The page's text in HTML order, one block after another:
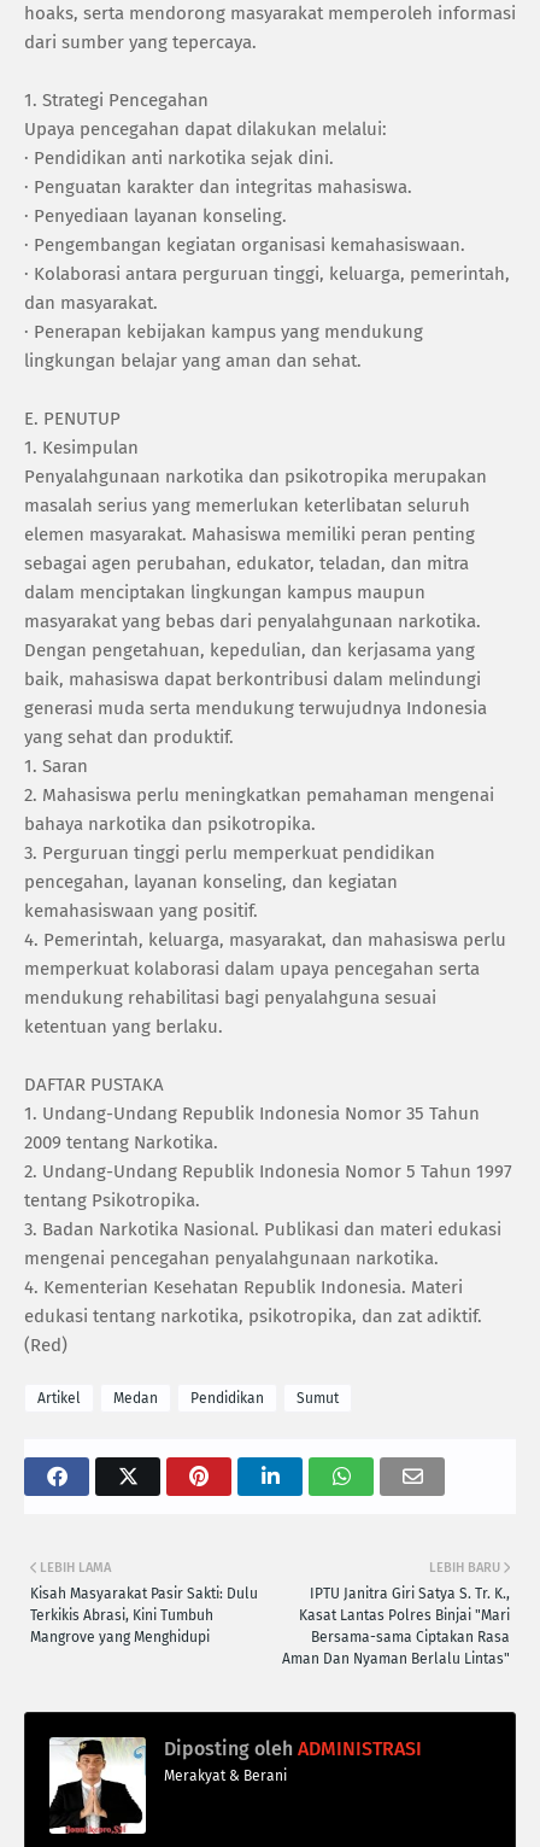
hoaks, serta mendorong masyarakat memperoleh informasi
dari sumber yang tepercaya.
1. ‎Strategi Pencegahan
‎Upaya pencegahan dapat dilakukan melalui:
· ‎Pendidikan anti narkotika sejak dini.
· ‎Penguatan karakter dan integritas mahasiswa.
· ‎Penyediaan layanan konseling.
· ‎Pengembangan kegiatan organisasi kemahasiswaan.
· ‎Kolaborasi antara perguruan tinggi, keluarga, pemerintah,
dan masyarakat.
· ‎Penerapan kebijakan kampus yang mendukung
lingkungan belajar yang aman dan sehat.
‎E. PENUTUP
1. ‎Kesimpulan
‎Penyalahgunaan narkotika dan psikotropika merupakan
masalah serius yang memerlukan keterlibatan seluruh
elemen masyarakat. Mahasiswa memiliki peran penting
sebagai agen perubahan, edukator, teladan, dan mitra
dalam menciptakan lingkungan kampus maupun
masyarakat yang bebas dari penyalahgunaan narkotika.
Dengan pengetahuan, kepedulian, dan kerjasama yang
baik, mahasiswa dapat berkontribusi dalam melindungi
generasi muda serta mendukung terwujudnya Indonesia
yang sehat dan produktif.
1. ‎Saran
2. ‎Mahasiswa perlu meningkatkan pemahaman mengenai
bahaya narkotika dan psikotropika.
3. ‎Perguruan tinggi perlu memperkuat pendidikan
pencegahan, layanan konseling, dan kegiatan
kemahasiswaan yang positif.
4. ‎Pemerintah, keluarga, masyarakat, dan mahasiswa perlu
memperkuat kolaborasi dalam upaya pencegahan serta
mendukung rehabilitasi bagi penyalahguna sesuai
ketentuan yang berlaku.
‎DAFTAR PUSTAKA
1. ‎Undang-Undang Republik Indonesia Nomor 35 Tahun
2009 tentang Narkotika.
2. ‎Undang-Undang Republik Indonesia Nomor 5 Tahun 1997
tentang Psikotropika.
3. ‎Badan Narkotika Nasional. Publikasi dan materi edukasi
mengenai pencegahan penyalahgunaan narkotika.
4. ‎Kementerian Kesehatan Republik Indonesia. Materi
edukasi tentang narkotika, psikotropika, dan zat adiktif.
‎(Red)
Artikel Medan Pendidikan Sumut
LEBIH BARU
IPTU Janitra Giri Satya S. Tr. K.,
Kasat Lantas Polres Binjai "Mari
Bersama-sama Ciptakan Rasa
Aman Dan Nyaman Berlalu Lintas"
LEBIH LAMA
Kisah Masyarakat Pasir Sakti: Dulu
Terkikis Abrasi, Kini Tumbuh
Mangrove yang Menghidupi
Diposting oleh ADMINISTRASI
Merakyat & Berani